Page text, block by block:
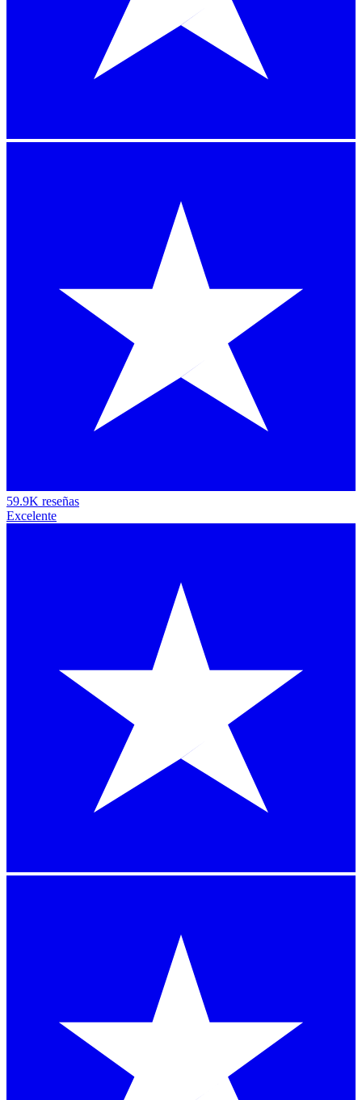
59.9K reseñas
Excelente